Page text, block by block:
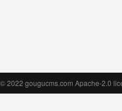
© 2022 gougucms.com Apache-2.0